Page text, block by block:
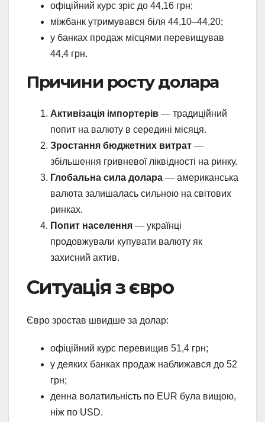
офіційний курс зріс до 44,16 грн;
міжбанк утримувався біля 44,10–44,20;
у банках продаж місцями перевищував
44,4 грн.
Причини росту долара
Активізація імпортерів — традиційний
попит на валюту в середині місяця.
Зростання бюджетних витрат —
збільшення гривневої ліквідності на ринку.
Глобальна сила долара — американська
валюта залишалась сильною на світових
ринках.
Попит населення — українці
продовжували купувати валюту як
захисний актив.
Ситуація з євро
Євро зростав швидше за долар:
офіційний курс перевищив 51,4 грн;
у деяких банках продаж наближався до 52
грн;
денна волатильність по EUR була вищою,
ніж по USD.